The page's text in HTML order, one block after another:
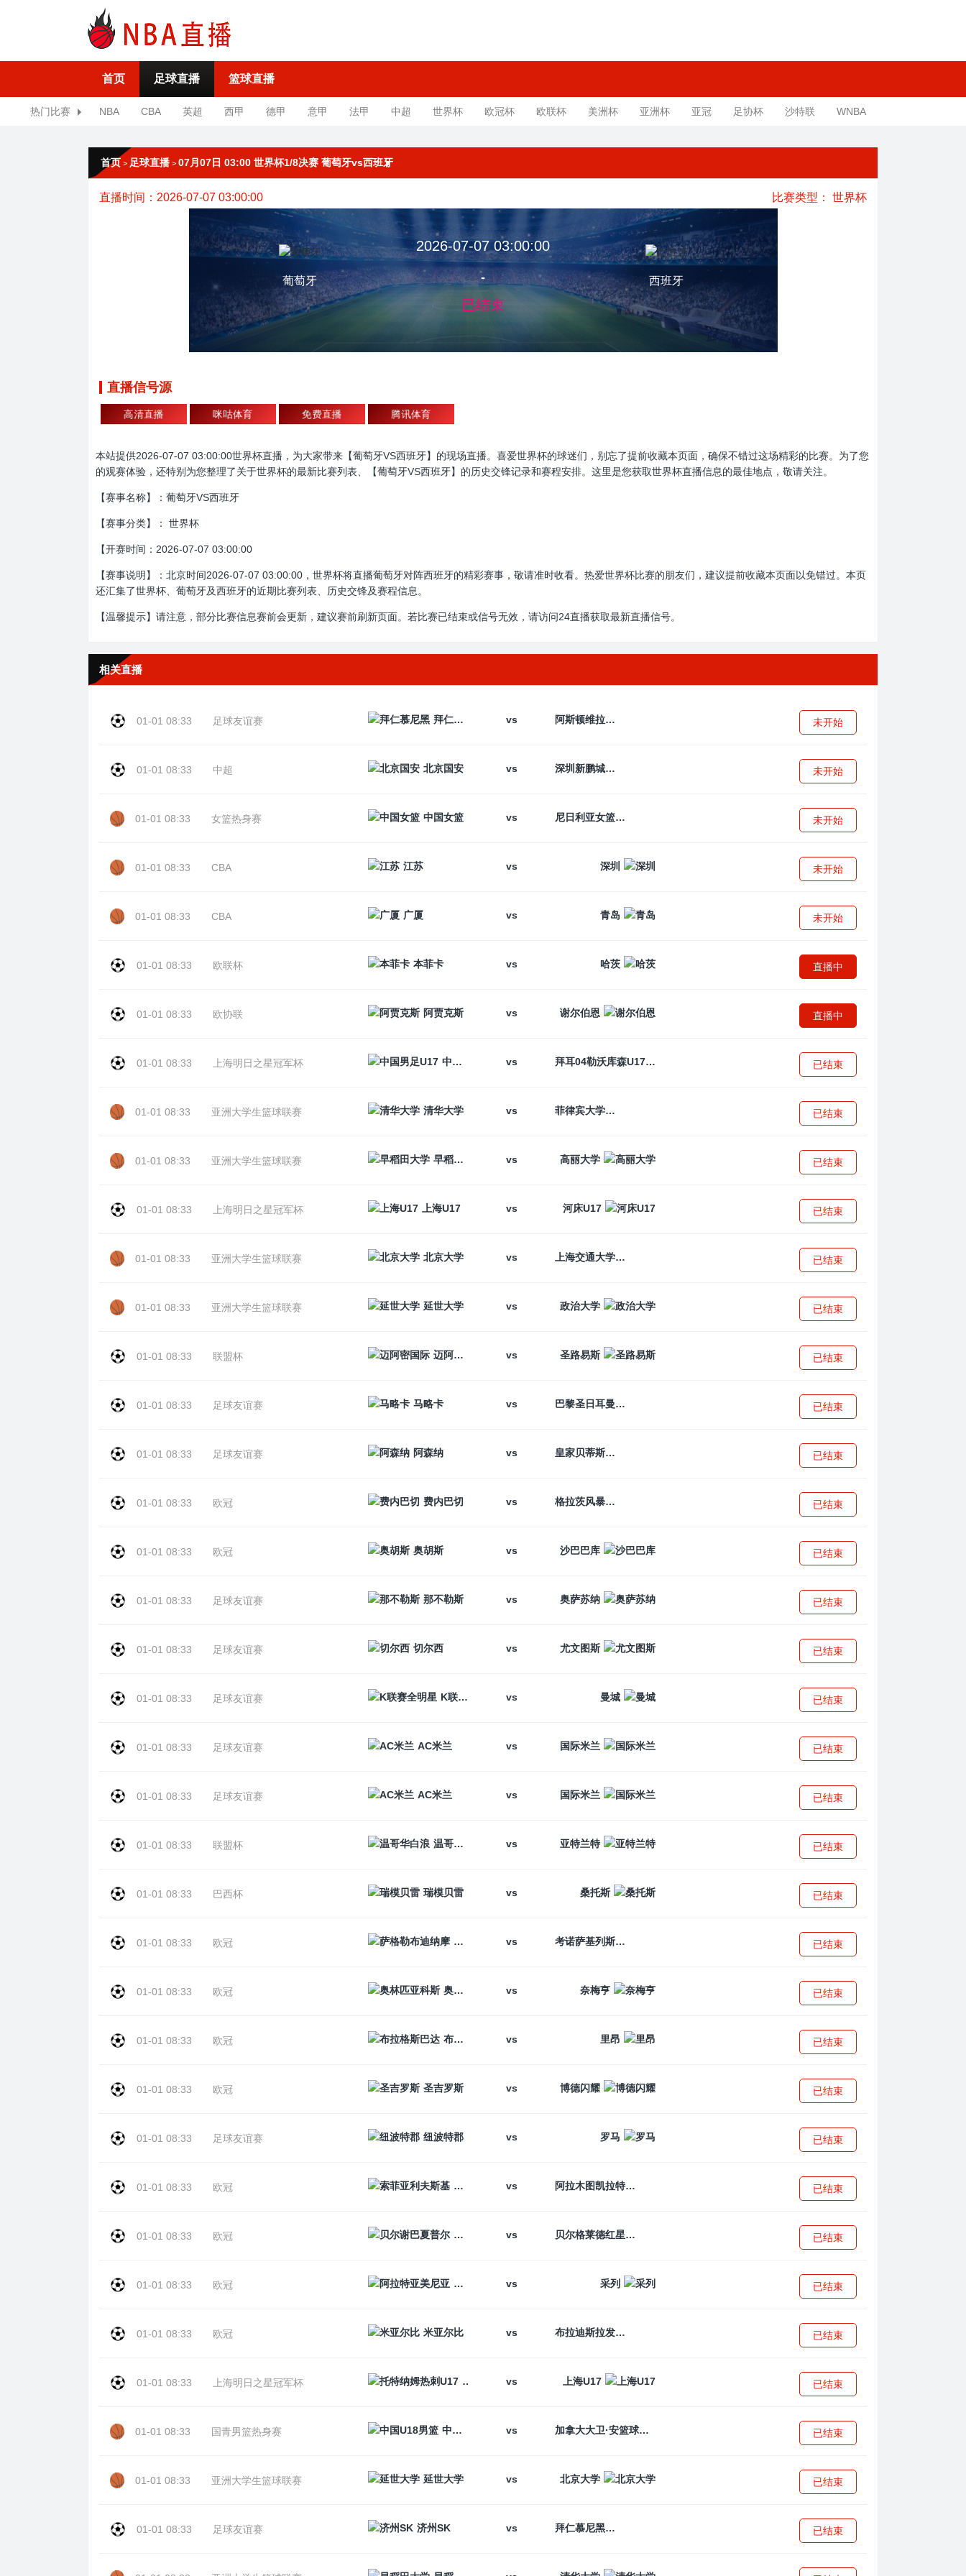
首页 足球直播 篮球直播
热门比赛 NBA CBA 英超 西甲 德甲 意甲 法甲 中超 世界杯 欧冠杯 欧联杯 美洲杯 亚洲杯 亚冠 足协杯 沙特联 WNBA
首页 > 足球直播 > 07月07日 03:00 世界杯1/8决赛 葡萄牙vs西班牙
直播时间：2026-07-07 03:00:00 比赛类型： 世界杯
葡萄牙
2026-07-07 03:00:00
-
已结束
西班牙
直播信号源
高清直播 咪咕体育 免费直播 腾讯体育
本站提供2026-07-07 03:00:00世界杯直播，为大家带来【葡萄牙VS西班牙】的现场直播。喜爱世界杯的球迷们，别忘了提前收藏本页面，确保不错过这场精彩的比赛。为了您
的观赛体验，还特别为您整理了关于世界杯的最新比赛列表、【葡萄牙VS西班牙】的历史交锋记录和赛程安排。这里是您获取世界杯直播信息的最佳地点，敬请关注。
【赛事名称】：葡萄牙VS西班牙
【赛事分类】： 世界杯
【开赛时间：2026-07-07 03:00:00
【赛事说明】：北京时间2026-07-07 03:00:00，世界杯将直播葡萄牙对阵西班牙的精彩赛事，敬请准时收看。热爱世界杯比赛的朋友们，建议提前收藏本页面以免错过。本页
还汇集了世界杯、葡萄牙及西班牙的近期比赛列表、历史交锋及赛程信息。
【温馨提示】请注意，部分比赛信息赛前会更新，建议赛前刷新页面。若比赛已结束或信号无效，请访问24直播获取最新直播信号。
相关直播
01-01 08:33 足球友谊赛 拜仁慕尼黑 vs 阿斯顿维拉 未开始
01-01 08:33 中超 北京国安 vs 深圳新鹏城 未开始
01-01 08:33 女篮热身赛 中国女篮 vs 尼日利亚女篮 未开始
01-01 08:33 CBA 江苏 vs 深圳 未开始
01-01 08:33 CBA 广厦 vs 青岛 未开始
01-01 08:33 欧联杯 本菲卡 vs 哈茨 直播中
01-01 08:33 欧协联 阿贾克斯 vs 谢尔伯恩 直播中
01-01 08:33 上海明日之星冠军杯 中国男足U17 vs 拜耳04勒沃库森U17 已结束
01-01 08:33 亚洲大学生篮球联赛 清华大学 vs 菲律宾大学 已结束
01-01 08:33 亚洲大学生篮球联赛 早稻田大学 vs 高丽大学 已结束
01-01 08:33 上海明日之星冠军杯 上海U17 vs 河床U17 已结束
01-01 08:33 亚洲大学生篮球联赛 北京大学 vs 上海交通大学 已结束
01-01 08:33 亚洲大学生篮球联赛 延世大学 vs 政治大学 已结束
01-01 08:33 联盟杯 迈阿密国际 vs 圣路易斯 已结束
01-01 08:33 足球友谊赛 马略卡 vs 巴黎圣日耳曼 已结束
01-01 08:33 足球友谊赛 阿森纳 vs 皇家贝蒂斯 已结束
01-01 08:33 欧冠 费内巴切 vs 格拉茨风暴 已结束
01-01 08:33 欧冠 奥胡斯 vs 沙巴巴库 已结束
01-01 08:33 足球友谊赛 那不勒斯 vs 奥萨苏纳 已结束
01-01 08:33 足球友谊赛 切尔西 vs 尤文图斯 已结束
01-01 08:33 足球友谊赛 K联赛全明星 vs 曼城 已结束
01-01 08:33 足球友谊赛 AC米兰 vs 国际米兰 已结束
01-01 08:33 足球友谊赛 AC米兰 vs 国际米兰 已结束
01-01 08:33 联盟杯 温哥华白浪 vs 亚特兰特 已结束
01-01 08:33 巴西杯 瑞模贝雷 vs 桑托斯 已结束
01-01 08:33 欧冠 萨格勒布迪纳摩
vs 考诺萨基列斯 已结束
01-01 08:33 欧冠 奥林匹亚科斯 vs 奈梅亨 已结束
01-01 08:33 欧冠 布拉格斯巴达 vs 里昂 已结束
01-01 08:33 欧冠 圣吉罗斯 vs 博德闪耀 已结束
01-01 08:33 足球友谊赛 纽波特郡 vs 罗马 已结束
01-01 08:33 欧冠 索菲亚利夫斯基
vs 阿拉木图凯拉特 已结束
01-01 08:33 欧冠 贝尔谢巴夏普尔
vs 贝尔格莱德红星 已结束
01-01 08:33 欧冠 阿拉特亚美尼亚
vs 采列 已结束
01-01 08:33 欧冠 米亚尔比 vs 布拉迪斯拉发 已结束
01-01 08:33 上海明日之星冠军杯 托特纳姆热刺U17
vs 上海U17 已结束
01-01 08:33 国青男篮热身赛 中国U18男篮 vs 加拿大大卫·安篮球学院 已结束
01-01 08:33 亚洲大学生篮球联赛 延世大学 vs 北京大学 已结束
01-01 08:33 足球友谊赛 济州SK vs 拜仁慕尼黑 已结束